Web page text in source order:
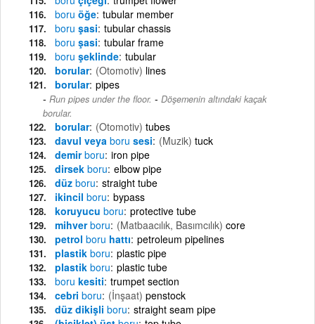
boru öğe tubular member
boru şasi tubular chassis
boru şasi tubular frame
boru şeklinde tubular
borular (Otomotiv) lines
borular pipes
Run pipes under the floor. - Döşemenin altındaki kaçak
borular.
borular (Otomotiv) tubes
davul veya boru sesi (Muzik) tuck
demirboru iron pipe
dirsek boru elbow pipe
düz boru straight tube
ikincil boru bypass
koruyucu boru protective tube
mihverboru (Matbaacılık, Basımcılık) core
petrol boru hattı petroleum pipelines
plastik boru plastic pipe
plastik boru plastic tube
boru kesiti trumpet section
cebri boru (İnşaat) penstock
düz dikişli boru straight seam pipe